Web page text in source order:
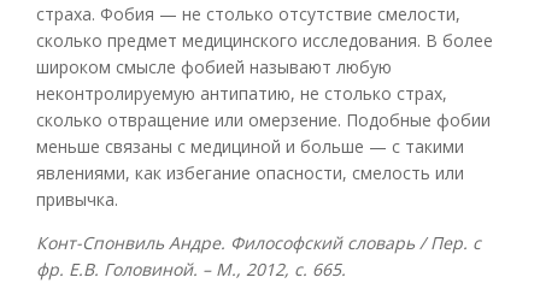
страха. Фобия — не столько отсутствие смелости,
сколько предмет медицинского исследования. В более
широком смысле фобией называют любую
неконтролируемую антипатию, не столько страх,
сколько отвращение или омерзение. Подобные фобии
меньше связаны с медициной и больше — с такими
явлениями, как избегание опасности, смелость или
привычка.
Конт-Спонвиль Андре. Философский словарь / Пер. с
фр. Е.В. Головиной. – М., 2012, с. 665.